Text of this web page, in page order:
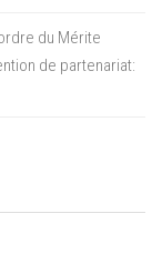
du Mérite
de partenariat: